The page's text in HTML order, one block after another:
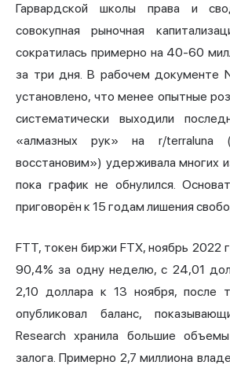
Гарвардской школы права и
совокупная рыночная
сократилась примерно на 40-60
за три дня. В рабочем документе
установлено, что менее опытные
систематически выходили
«алмазных рук» на r/terraluna
восстановим») удерживала многих
пока график не обнулился.
приговорён к 15 годам лишения
FTT, токен биржи FTX, ноябрь 2022
90,4% за одну неделю, с 24,01
2,10 доллара к 13 ноября, после
опубликовал баланс,
Research хранила большие
залога. Примерно 2,7 миллиона